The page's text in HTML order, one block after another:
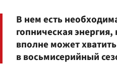
В нем есть
гопническая
вполне может
в восьмисерийный